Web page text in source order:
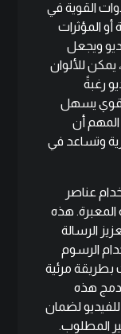
القوية في
أو المؤثرات
ويجعل
يمكن للألوان
رغبةً
قوي يسهل
أن
وتساعد في
عناصر
المعبرة. هذه
الرسالة
الرسوم
بطريقة مرئية
دمج هذه
لضمان
المطلوب.